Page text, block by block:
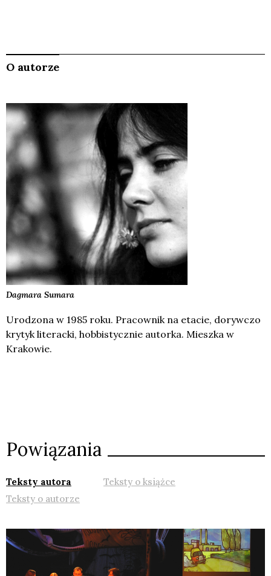
O autorze
Dagmara Sumara
Urodzona w 1985 roku. Pracownik na etacie, dorywczo
krytyk literacki, hobbistycznie autorka. Mieszka w
Krakowie.
Powiązania
Teksty autora
Teksty o książce
Teksty o autorze